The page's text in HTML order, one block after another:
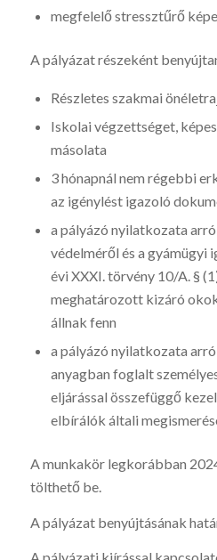
megfelelő stressztűrő
A pályázat részeként
Részletes szakmai
Iskolai végzettséget,
másolata
3 hónapnál nem régebbi
az igénylést igazoló
a pályázó nyilatkozata
védelméről és a gyámügyi
évi XXXI. törvény 10/A. §
meghatározott kizáró
állnak fenn
a pályázó nyilatkozata
anyagban foglalt
eljárással összefüggő
elbírálók általi
A munkakör legkorábban
tölthető be.
A pályázat benyújtásának